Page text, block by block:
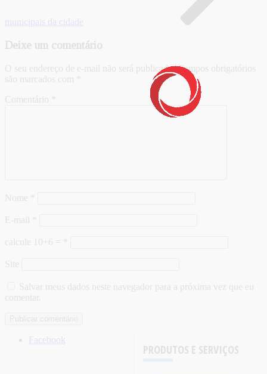
municipais da cidade
Deixe um comentário
O seu endereço de e-mail não será publicado. Campos obrigatórios
são marcados com
Comentário
Nome
E-mail
calcule 10+6 =
Site
Salvar meus dados neste navegador para a próxima vez que eu
comentar.
PRODUTOS E SERVIÇOS
Facebook